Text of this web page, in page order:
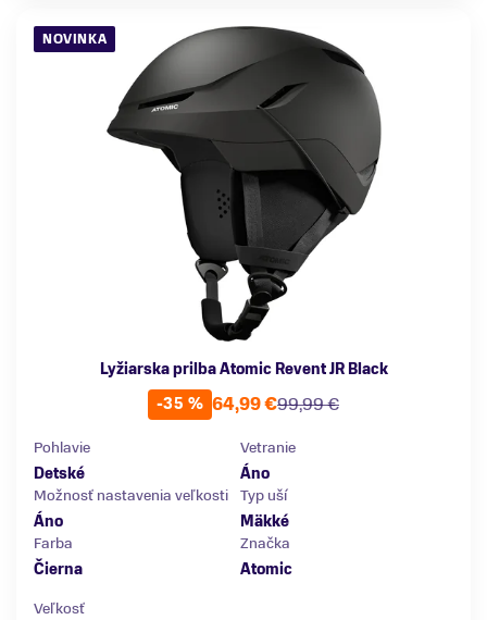
NOVINKA
Lyžiarska prilba Atomic Revent JR Black
-35 %
99,99 €
64,99 €
Pohlavie
Detské
Vetranie
Áno
Možnosť nastavenia veľkosti
Áno
Typ uší
Mäkké
Farba
Čierna
Značka
Atomic
Veľkosť